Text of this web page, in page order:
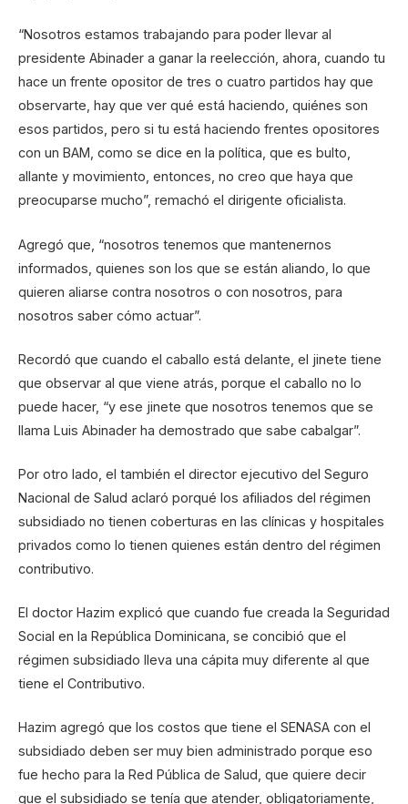
“Nosotros estamos trabajando para poder llevar al
presidente Abinader a ganar la reelección, ahora, cuando tu
hace un frente opositor de tres o cuatro partidos hay que
observarte, hay que ver qué está haciendo, quiénes son
esos partidos, pero si tu está haciendo frentes opositores
con un BAM, como se dice en la política, que es bulto,
allante y movimiento, entonces, no creo que haya que
preocuparse mucho”, remachó el dirigente oficialista.
Agregó que, “nosotros tenemos que mantenernos
informados, quienes son los que se están aliando, lo que
quieren aliarse contra nosotros o con nosotros, para
nosotros saber cómo actuar”.
Recordó que cuando el caballo está delante, el jinete tiene
que observar al que viene atrás, porque el caballo no lo
puede hacer, “y ese jinete que nosotros tenemos que se
llama Luis Abinader ha demostrado que sabe cabalgar”.
Por otro lado, el también el director ejecutivo del Seguro
Nacional de Salud aclaró porqué los afiliados del régimen
subsidiado no tienen coberturas en las clínicas y hospitales
privados como lo tienen quienes están dentro del régimen
contributivo.
El doctor Hazim explicó que cuando fue creada la Seguridad
Social en la República Dominicana, se concibió que el
régimen subsidiado lleva una cápita muy diferente al que
tiene el Contributivo.
Hazim agregó que los costos que tiene el SENASA con el
subsidiado deben ser muy bien administrado porque eso
fue hecho para la Red Pública de Salud, que quiere decir
que el subsidiado se tenía que atender, obligatoriamente,